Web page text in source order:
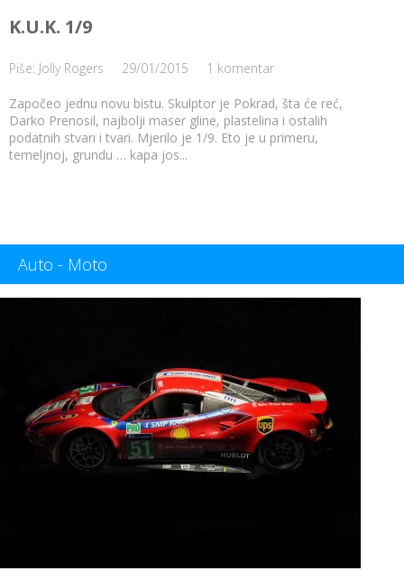
K.U.K. 1/9
Piše: Jolly Rogers 29/01/2015 1 komentar
Započeo jednu novu bistu. Skulptor je Pokrad, šta će reć,
Darko Prenosil, najbolji maser gline, plastelina i ostalih
podatnih stvari i tvari. Mjerilo je 1/9. Eto je u primeru,
temeljnoj, grundu … kapa jos...
Auto - Moto